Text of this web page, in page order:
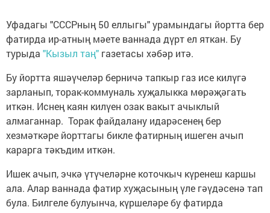
Уфадагы "СССРның 50 еллыгы" урамындагы йортта бер
фатирда ир-атның мәете ваннада дүрт ел яткан. Бу
турыда "Кызыл таң" газетасы хәбәр итә.
Бу йортта яшәүчеләр берничә тапкыр газ исе килүгә
зарланып, торак-коммуналь хуҗалыкка мөрәҗәгать
иткән. Иснең каян килүен озак вакыт ачыклый
алмаганнар. Торак файдалану идарәсенең бер
хезмәткәре йорттагы бикле фатирның ишеген ачып
карарга тәкъдим иткән.
Ишек ачып, эчкә үтүчеләрне коточкыч күренеш каршы
ала. Алар ваннада фатир хуҗасының үле гәүдәсенә тап
була. Билгеле булуынча, күршеләре бу фатирда